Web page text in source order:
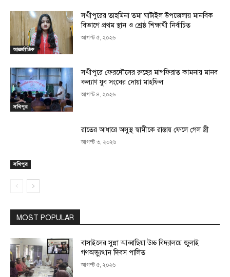
আন্তর্জাতিক
সখীপুরের তাহমিনা তমা ঘাটাইল উপজেলায় মানবিক
বিভাগে প্রথম স্থান ও শ্রেষ্ঠ শিক্ষার্থী নির্বাচিত
আগস্ট ৫, ২০২৬
সখিপুর
সখীপুরে ফেরদৌসের রুহের মাগফিরাত কামনায় মানব
কল্যাণ যুব সংঘের দোয়া মাহফিল
আগস্ট ৪, ২০২৬
সখিপুর
রাতের আধারে অসুস্থ স্বামীকে রাস্তায় ফেলে গেল স্ত্রী
আগস্ট ৩, ২০২৬
MOST POPULAR
বাসাইলের সুন্না আব্বাছিয়া উচ্চ বিদ্যালয়ে জুলাই
গণঅভ্যুত্থান দিবস পালিত
আগস্ট ৫, ২০২৬